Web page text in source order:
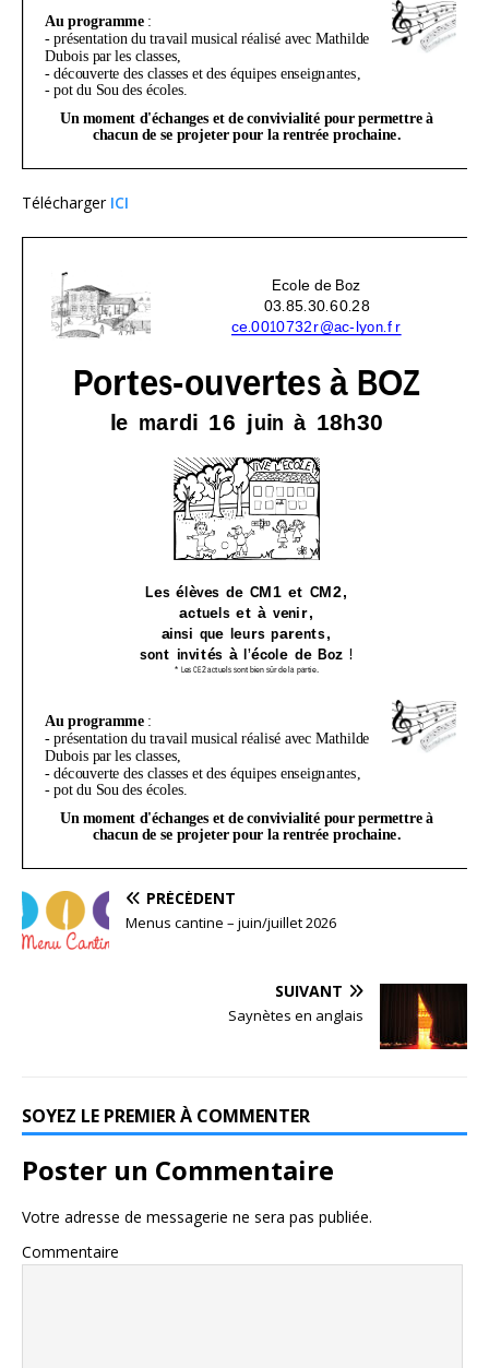
Télécharger ICI
PRÉCÉDENT
Menus cantine – juin/juillet 2026
SUIVANT
Saynètes en anglais
SOYEZ LE PREMIER À COMMENTER
Poster un Commentaire
Votre adresse de messagerie ne sera pas publiée.
Commentaire